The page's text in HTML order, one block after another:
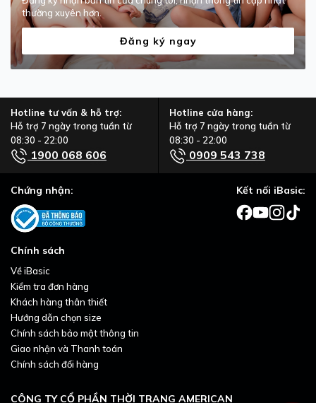
thường xuyên hơn.
Đăng ký ngay
Hotline tư vấn & hỗ trợ:
Hỗ trợ 7 ngày trong tuần từ
08:30 - 22:00
1900 068 606
Hotline cửa hàng:
Hỗ trợ 7 ngày trong tuần từ
08:30 - 22:00
0909 543 738
CÔNG TY CỔ PHẦN THỜI TRANG AMERICAN
Chính sách
Về iBasic
Kiểm tra đơn hàng
Khách hàng thân thiết
Hướng dẫn chọn size
Chính sách bảo mật thông tin
Giao nhận và Thanh toán
Chính sách đổi hàng
Chứng nhận: Kết nối iBasic: